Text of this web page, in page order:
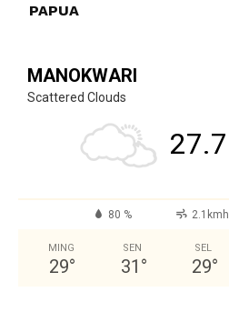
PAPUA
MANOKWARI
Scattered Clouds
27.7
80 % 2.1kmh
MING
29°
SEN
31 °
SEL
29°